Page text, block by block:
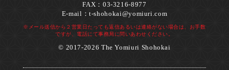
FAX：03-3216-8977
E-mail：t-shohokai@yomiuri.com
※メール送信から２営業日たっても返信あるいは連絡がない場合は、お手数
ですが、電話にて事務局に問いあわせください。
© 2017-2026 The Yomiuri Shohokai